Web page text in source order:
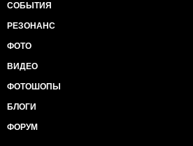
СОБЫТИЯ
РЕЗОНАНС
ФОТО
ВИДЕО
ФОТОШОПЫ
БЛОГИ
ФОРУМ